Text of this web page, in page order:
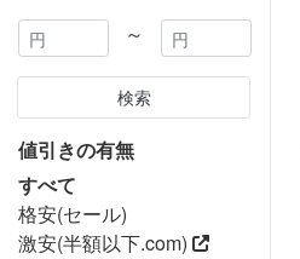
～
検索
値引きの有無
すべて
格安(セール)
激安(半額以下.com)